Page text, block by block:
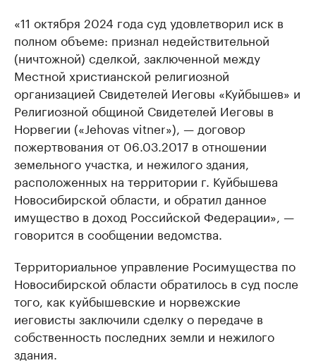
«11 октября 2024 года суд удовлетворил иск в
полном объеме: признал недействительной
(ничтожной) сделкой, заключенной между
Местной христианской религиозной
организацией Свидетелей Иеговы «Куйбышев» и
Религиозной общиной Свидетелей Иеговы в
Норвегии («Jehovas vitner»), — договор
пожертвования от 06.03.2017 в отношении
земельного участка, и нежилого здания,
расположенных на территории г. Куйбышева
Новосибирской области, и обратил данное
имущество в доход Российской Федерации», —
говорится в сообщении ведомства.
Территориальное управление Росимущества по
Новосибирской области обратилось в суд после
того, как куйбышевские и норвежские
иеговисты заключили сделку о передаче в
собственность последних земли и нежилого
здания.